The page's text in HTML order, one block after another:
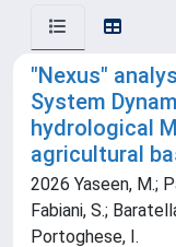
"Nexus"
System
hydrological
agricultural
2026 Yaseen, M.;
Fabiani, S.;
Portoghese, I.